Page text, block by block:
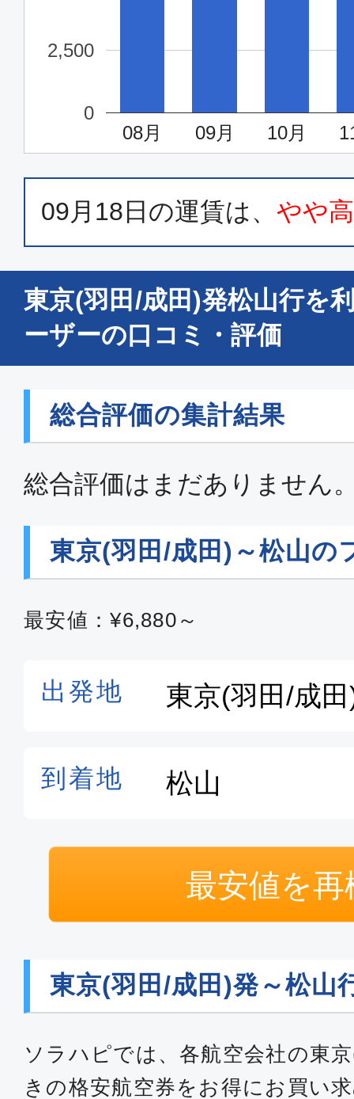
06:50
JAL433
普通席
09:15
JAL435
普通席
東京(羽田)
12:10
松山
JAL437
普通席
東京(羽田)
15:30
松山
JAL439
普通席
東京(羽田)
16:55
松山
エコノミー
東京(羽田)
松山
東京(羽田)
09:15
松山
東京(羽田)
12:05
松山
エコノミー
08月 09月 10月
0
2,500
09月18日 の運賃は、 やや
東京(羽田/成田)発松山行を
ーザーの口コミ・評価
総合評価の集計結果
総合評価はまだありません
東京(羽田/成田)～松山の
最安値：¥6,880～
最安値を再
東京(羽田/成田)発～松山
ソラハピでは、各航空会社の東
きの格安航空券をお得にお買い